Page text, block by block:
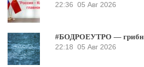
22:36 05 Авг 2026
#БОДРОЕУТРО —
22:18 05 Авг 2026